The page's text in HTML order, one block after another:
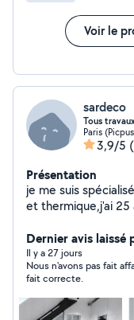
Voir le
sardeco
Tous
Paris
3,9/5
Présentation
je me suis
et thermique,j'ai
bain,peinture et faux plafonds
d'intérieur et
une garantie
Dernier avis laissé
Il y a 27 jours
Nous n'avons pas fait
fait correcte.